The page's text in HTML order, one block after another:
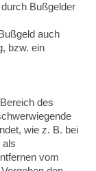
Bußgelder
auch
bzw. ein
des
wie z. B. bei
als
vom